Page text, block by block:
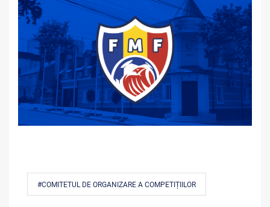
#COMITETUL DE ORGANIZARE A COMPETIȚIILOR